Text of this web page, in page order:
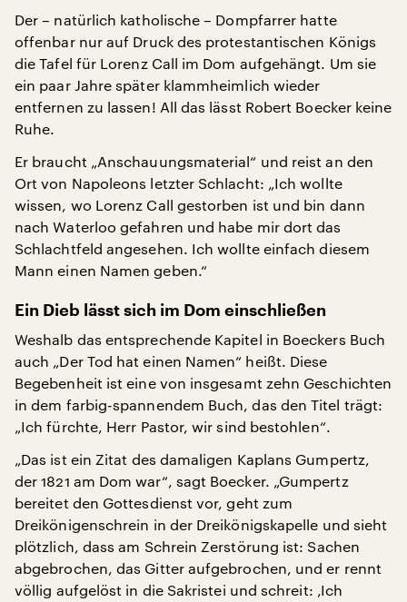
Der – natürlich katholische – Dompfarrer hatte
offenbar nur auf Druck des protestantischen Königs
die Tafel für Lorenz Call im Dom aufgehängt. Um sie
ein paar Jahre später klammheimlich wieder
entfernen zu lassen! All das lässt Robert Boecker keine
Ruhe.
Er braucht „Anschauungsmaterial“ und reist an den
Ort von Napoleons letzter Schlacht: „Ich wollte
wissen, wo Lorenz Call gestorben ist und bin dann
nach Waterloo gefahren und habe mir dort das
Schlachtfeld angesehen. Ich wollte einfach diesem
Mann einen Namen geben.“
Ein Dieb lässt sich im Dom einschließen
Weshalb das entsprechende Kapitel in Boeckers Buch
auch „Der Tod hat einen Namen“ heißt. Diese
Begebenheit ist eine von insgesamt zehn Geschichten
in dem farbig-spannendem Buch, das den Titel trägt:
„Ich fürchte, Herr Pastor, wir sind bestohlen“.
„Das ist ein Zitat des damaligen Kaplans Gumpertz,
der 1821 am Dom war“, sagt Boecker. „Gumpertz
bereitet den Gottesdienst vor, geht zum
Dreikönigenschrein in der Dreikönigskapelle und sieht
plötzlich, dass am Schrein Zerstörung ist: Sachen
abgebrochen, das Gitter aufgebrochen, und er rennt
völlig aufgelöst in die Sakristei und schreit: ‚Ich